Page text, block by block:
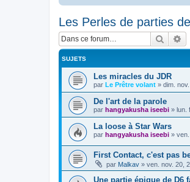
Les Perles de parties
SUJETS
Les miracles du JDR
par Le Prêtre volant » dim.
De l'art de la parole
par hangyakusha iseebi » lun.
La loose à Star Wars
par hangyakusha iseebi »
First Contact, c'est pas
par Malkav » ven. nov. 20,
Une partie épique de D6